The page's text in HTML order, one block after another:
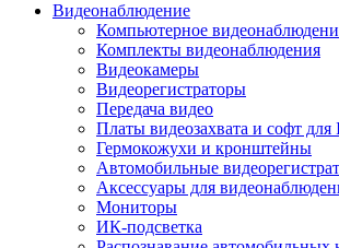
Видеонаблюдение
Компьютерное
Комплекты видеонаблюдения
Видеокамеры
Видеорегистраторы
Передача видео
Платы видеозахвата и софт для
Гермокожухи и кронштейны
Автомобильные
Аксессуары для
Мониторы
ИК-подсветка